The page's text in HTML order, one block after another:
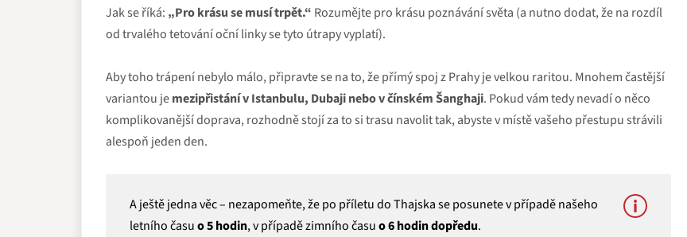
Jak se říká: „Pro krásu se musí trpět.“ Rozumějte pro krásu poznávání světa (a nutno dodat, že na rozdíl
od trvalého tetování oční linky se tyto útrapy vyplatí).
Aby toho trápení nebylo málo, připravte se na to, že přímý spoj z Prahy je velkou raritou. Mnohem častější
variantou jemezipřistání v Istanbulu, Dubaji nebo v čínském Šanghaji. Pokud vám tedy nevadí o něco
komplikovanější doprava, rozhodně stojí za to si trasu navolit tak, abyste v místě vašeho přestupu strávili
alespoň jeden den.
A ještě jedna věc – nezapomeňte, že po příletu do Thajska se posunete v případě našeho
letního časuo 5 hodin, v případě zimního časuo 6 hodin dopředu.